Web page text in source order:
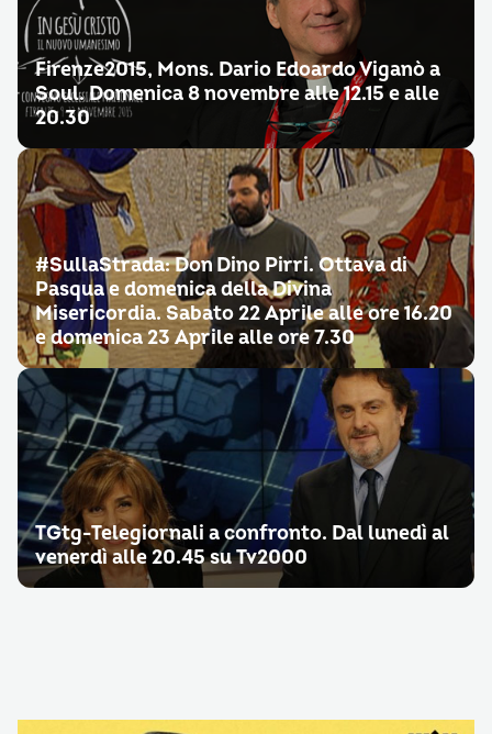
Firenze2015, Mons. Dario Edoardo Viganò a
Soul. Domenica 8 novembre alle 12.15 e alle
20.30
#SullaStrada: Don Dino Pirri. Ottava di
Pasqua e domenica della Divina
Misericordia. Sabato 22 Aprile alle ore 16.20
e domenica 23 Aprile alle ore 7.30
TGtg-Telegiornali a confronto. Dal lunedì al
venerdì alle 20.45 su Tv2000